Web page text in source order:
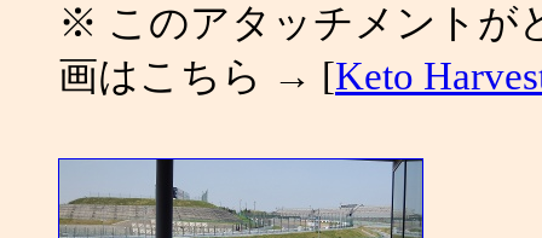
※ このアタッチメントが
画はこちら → [Keto